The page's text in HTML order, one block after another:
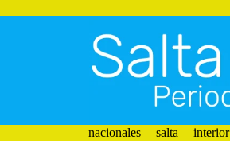
nacionales salta interior